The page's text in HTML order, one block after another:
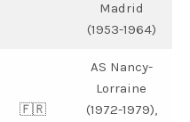
Madrid
(1953-1964)
🇫🇷
AS Nancy-
Lorraine
(1972-1979),